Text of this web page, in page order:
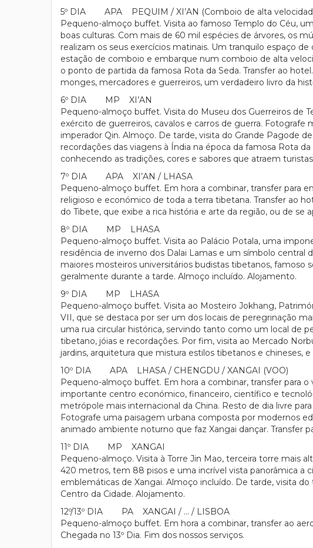
5º DIA APA PEQUIM / XI’AN (Comboio de alta
Pequeno-almoço buffet. Visita ao famoso Templo do Céu,
boas culturas. Com mais de 60 mil espécies de árvores, os
realizam os seus exercícios matinais. Um tranquilo espaço
estação de comboio e embarque num comboio de alta
o ponto de partida da famosa Rota da Seda. Transfer ao
monges, mercadores e guerreiros, um verdadeiro livro da
6º DIA MP XI’AN
Pequeno-almoço buffet. Visita do Museu dos Guerreiros de
exército de guerreiros, cavalos e carros de guerra.
imperador Qin. Almoço. De tarde, visita do Grande Pagode
recordações das viagens à Índia na época da famosa Rota
conhecendo as tradições, cores e sabores que atraem
7º DIA APA XI’AN / LHASA
Pequeno-almoço buffet. Em hora a combinar, transfer para
religioso e económico de toda a terra tibetana. Transfer ao
do Tibete, que exibe a rica história e arte da região, ou de
8º DIA MP LHASA
Pequeno-almoço buffet. Visita ao Palácio Potala, uma
residência de inverno dos Dalai Lamas e um símbolo
maiores mosteiros universitários budistas tibetanos,
geralmente durante a tarde. Almoço incluído. Alojamento.
9º DIA MP LHASA
Pequeno-almoço buffet. Visita ao Mosteiro Jokhang,
VII, que se destaca por ser um dos locais de peregrinação
uma rua circular histórica, servindo tanto como um local de
tibetano, jóias e recordações. Por fim, visita ao Mercado
jardins, arquitetura que mistura estilos tibetanos e chineses,
10º DIA APA LHASA / CHENGDU / XANGAI (VOO)
Pequeno-almoço buffet. Em hora a combinar, transfer para
importante centro económico, financeiro, científico e
metrópole mais internacional da China. Resto de dia livre
Fotografe uma paisagem urbana composta por modernos
animado ambiente noturno que faz Xangai dançar. Transfer
11º DIA MP XANGAI
Pequeno-almoço. Visita à Torre Jin Mao, terceira torre mais
420 metros, tem 88 pisos e uma incrível vista panorâmica a
emblemáticas de Xangai. Almoço incluído. De tarde, visita
Centro da Cidade. Alojamento.
12º/13º DIA PA XANGAI / … / LISBOA
Pequeno-almoço buffet. Em hora a combinar, transfer ao
Chegada no 13º Dia. Fim dos nossos serviços.